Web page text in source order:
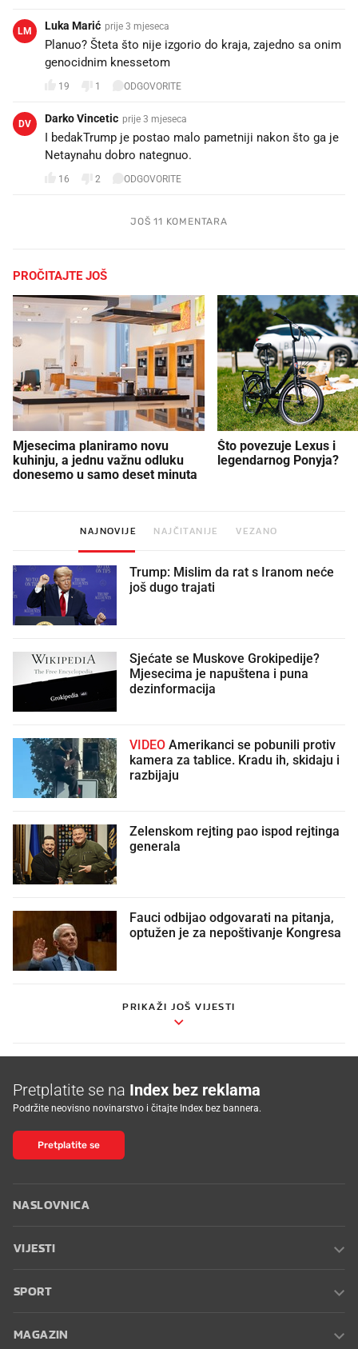
LM Luka Marić prije 3 mjeseca
Planuo? Šteta što nije izgorio do kraja, zajedno sa onim
genocidnim knessetom
19 1 ODGOVORITE
DV Darko Vincetic prije 3 mjeseca
I bedakTrump je postao malo pametniji nakon što ga je
Netaynahu dobro nategnuo.
16 2 ODGOVORITE
JOŠ 11 KOMENTARA
PROČITAJTE JOŠ
Mjesecima planiramo novu
kuhinju, a jednu važnu odluku
donesemo u samo deset minuta
Što povezuje Lexus i
legendarnog Ponyja?
NAJNOVIJE NAJČITANIJE VEZANO
Trump: Mislim da rat s Iranom neće
još dugo trajati
Sjećate se Muskove Grokipedije?
Mjesecima je napuštena i puna
dezinformacija
VIDEO
kamera za tablice. Kradu ih, skidaju i
razbijaju
Zelenskom rejting pao ispod rejtinga
generala
Fauci odbijao odgovarati na pitanja,
optužen je za nepoštivanje Kongresa
PRIKAŽI JOŠ VIJESTI
Pretplatite se na Index bez reklama
Podržite neovisno novinarstvo i čitajte Index bez bannera.
Pretplatite se
NASLOVNICA
VIJESTI
SPORT
MAGAZIN